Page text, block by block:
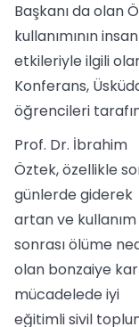
Başkanı da olan
kullanımının
etkileriyle ilgili
Konferans,
öğrencileri
Prof. Dr. İbrahim
Öztek, özellikle
günlerde giderek
artan ve kullanım
sonrası ölüme
olan bonzaiye
mücadelede iyi
eğitimli sivil